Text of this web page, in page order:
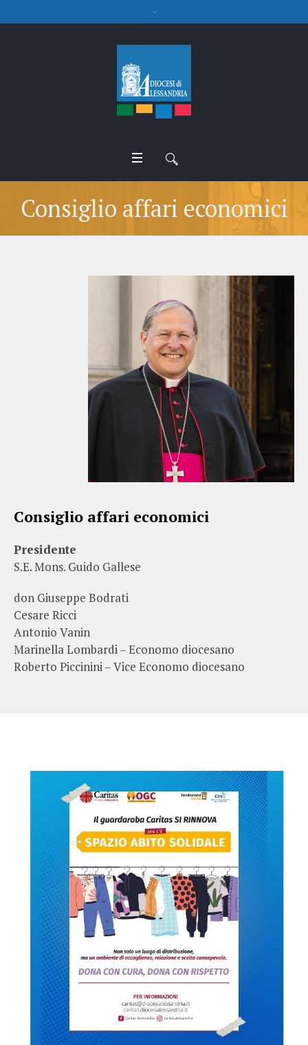
Consiglio affari economici
Consiglio affari economici
Presidente
S.E. Mons. Guido Gallese
don Giuseppe Bodrati
Cesare Ricci
Antonio Vanin
Marinella Lombardi – Economo diocesano
Roberto Piccinini – Vice Economo diocesano